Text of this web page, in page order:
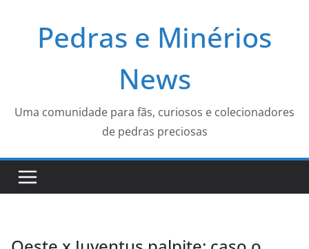
Pedras e Minérios
News
Uma comunidade para fãs, curiosos e colecionadores
de pedras preciosas